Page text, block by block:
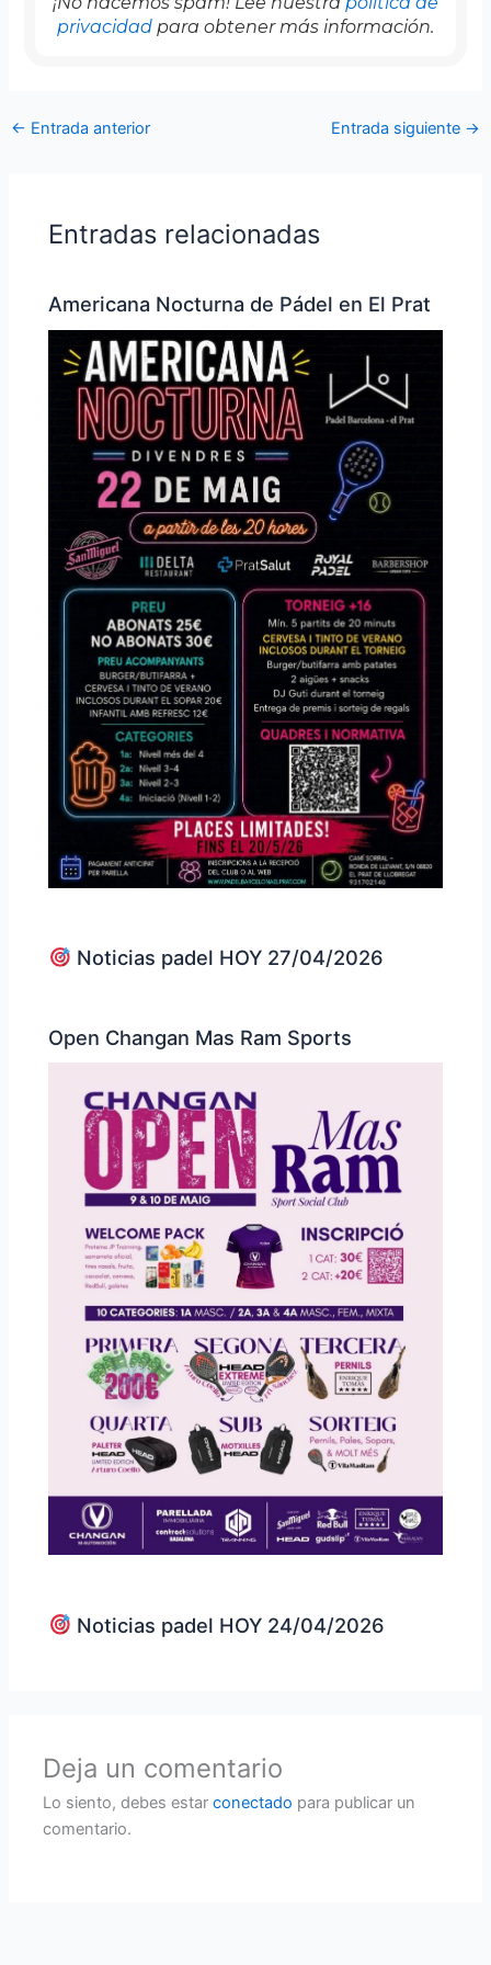
privacidad para obtener más información.
← Entrada anterior Entrada siguiente →
Entradas relacionadas
Americana Nocturna de Pádel en El Prat
Noticias padel HOY 27/04/2026
Open Changan Mas Ram Sports
Noticias padel HOY 24/04/2026
Deja un comentario
Lo siento, debes estarconectado para publicar un
comentario.